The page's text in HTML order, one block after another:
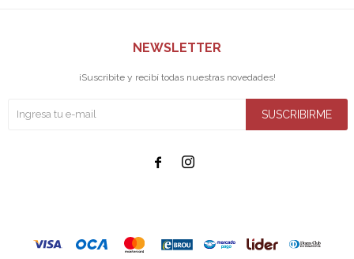
NEWSLETTER
¡Suscribite y recibí todas nuestras novedades!
SUSCRIBIRME
 